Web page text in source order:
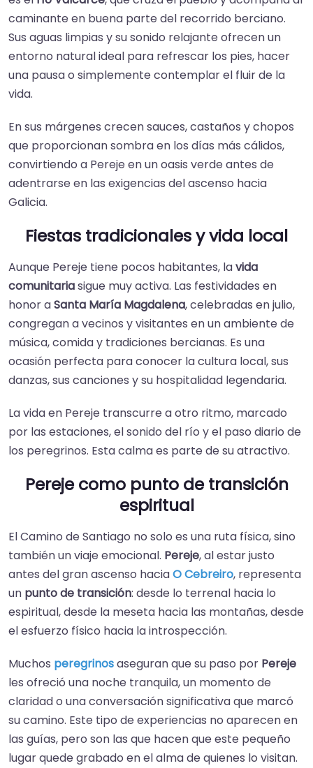
caminante en buena parte del recorrido berciano.
Sus aguas limpias y su sonido relajante ofrecen un
entorno natural ideal para refrescar los pies, hacer
una pausa o simplemente contemplar el fluir de la
vida.
En sus márgenes crecen sauces, castaños y chopos
que proporcionan sombra en los días más cálidos,
convirtiendo a Pereje en un oasis verde antes de
adentrarse en las exigencias del ascenso hacia
Galicia.
Fiestas tradicionales y vida local
Aunque Pereje tiene pocos habitantes, lavida
comunitariasigue muy activa. Las festividades en
honor aSanta María Magdalena, celebradas en julio,
congregan a vecinos y visitantes en un ambiente de
música, comida y tradiciones bercianas. Es una
ocasión perfecta para conocer la cultura local, sus
danzas, sus canciones y su hospitalidad legendaria.
La vida en Pereje transcurre a otro ritmo, marcado
por las estaciones, el sonido del río y el paso diario de
los peregrinos. Esta calma es parte de su atractivo.
Pereje como punto de transición
espiritual
El Camino de Santiago no solo es una ruta física, sino
también un viaje emocional. Pereje, al estar justo
antes del gran ascenso haciaO Cebreiro, representa
un punto de transición: desde lo terrenal hacia lo
espiritual, desde la meseta hacia las montañas, desde
el esfuerzo físico hacia la introspección.
Muchos peregrinosaseguran que su paso por Pereje
les ofreció una noche tranquila, un momento de
claridad o una conversación significativa que marcó
su camino. Este tipo de experiencias no aparecen en
las guías, pero son las que hacen que este pequeño
lugar quede grabado en el alma de quienes lo visitan.